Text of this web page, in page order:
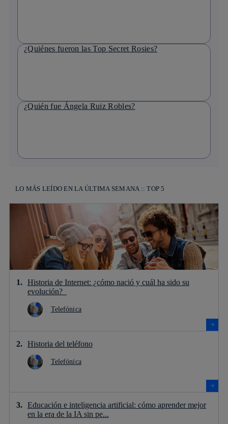
¿Quiénes fueron las Top Secret Rosies?
¿Quién fue Ángela Ruiz Robles?
LO MÁS LEÍDO EN LA ÚLTIMA SEMANA :: TOP 5
Historia de Internet: ¿cómo nació y cuál ha sido su
evolución?
Telefónica
Historia del teléfono
Telefónica
Educación e inteligencia artificial: cómo aprender mejor
en la era de la IA sin pe...